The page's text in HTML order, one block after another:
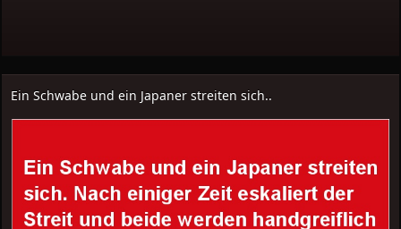
Ein Schwabe und ein Japaner streiten sich..